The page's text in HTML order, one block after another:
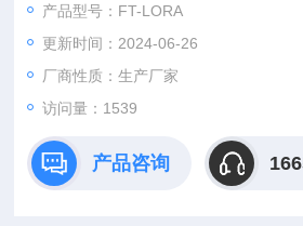
产品型号：FT-LORA
更新时间：2024-06-26
厂商性质：生产厂家
访问量：1539
产品咨询